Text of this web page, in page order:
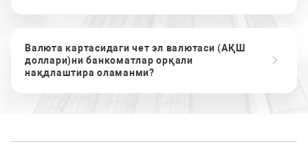
Валюта картасидаги чет эл валютаси (АҚШ
доллари)ни банкоматлар орқали
нақдлаштира оламанми?